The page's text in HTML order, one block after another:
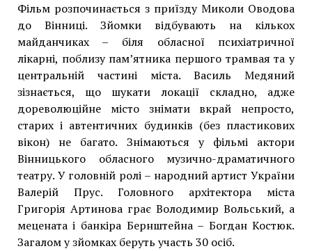
Фільм розпочинається з приїзду Миколи Оводова
до Вінниці. Зйомки відбувають на кількох
майданчиках – біля обласної психіатричної
лікарні, поблизу пам’ятника першого трамвая та у
центральній частині міста. Василь Медяний
зізнається, що шукати локації складно, адже
дореволюційне місто знімати вкрай непросто,
старих і автентичних будинків (без пластикових
вікон) не багато. Знімаються у фільмі актори
Вінницького обласного музично-драматичного
театру. У головній ролі – народний артист України
Валерій Прус. Головного архітектора міста
Григорія Артинова грає Володимир Вольський, а
мецената і банкіра Бернштейна – Богдан Костюк.
Загалом у зйомках беруть участь 30 осіб.